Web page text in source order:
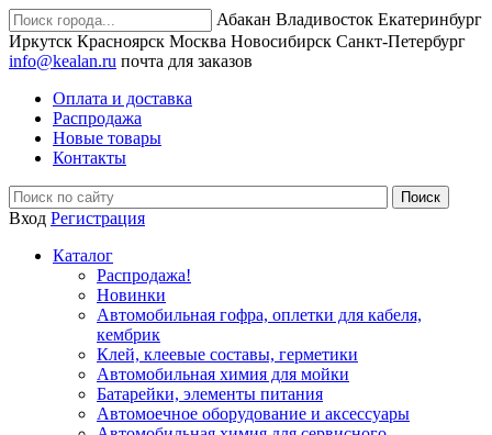
Абакан Владивосток Екатеринбург
Иркутск Красноярск Москва Новосибирск Санкт-Петербург
info@kealan.ru почта для заказов
Оплата и доставка
Распродажа
Новые товары
Контакты
Вход Регистрация
Каталог
Распродажа!
Новинки
Автомобильная гофра, оплетки для кабеля,
кембрик
Клей, клеевые составы, герметики
Автомобильная химия для мойки
Батарейки, элементы питания
Автомоечное оборудование и аксессуары